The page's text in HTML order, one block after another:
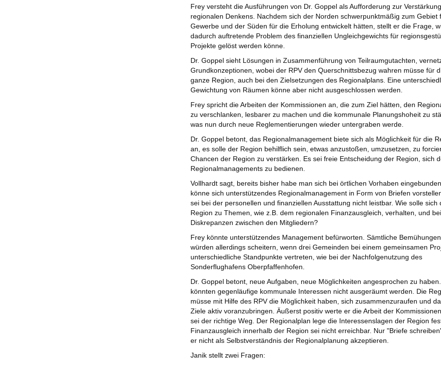
Frey versteht die Ausführungen von Dr. Goppel als Aufforderung zur
regionalen Denkens. Nachdem sich der Norden schwerpunktmäßig zum Gebiet
Gewerbe und der Süden für die Erholung entwickelt hätten, stellt er die Frage,
dadurch auftretende Problem des finanziellen Ungleichgewichts für
Projekte gelöst werden könne.
Dr. Goppel sieht Lösungen in Zusammenführung von Teilraumgutachten,
Grundkonzeptionen, wobei der RPV den Querschnittsbezug wahren müsse für
ganze Region, auch bei den Zielsetzungen des Regionalplans. Eine
Gewichtung von Räumen könne aber nicht ausgeschlossen werden.
Frey spricht die Arbeiten der Kommissionen an, die zum Ziel hätten, den
zu verschlanken, lesbarer zu machen und die kommunale Planungshoheit zu
was nun durch neue Reglementierungen wieder untergraben werde.
Dr. Goppel betont, das Regionalmanagement biete sich als Möglichkeit für die
an, es solle der Region behilflich sein, etwas anzustoßen, umzusetzen, zu
Chancen der Region zu verstärken. Es sei freie Entscheidung der Region, sich
Regionalmanagements zu bedienen.
Vollhardt sagt, bereits bisher habe man sich bei örtlichen Vorhaben
könne sich unterstützendes Regionalmanagement in Form von Briefen
sei bei der personellen und finanziellen Ausstattung nicht leistbar. Wie solle sich
Region zu Themen, wie z.B. dem regionalen Finanzausgleich, verhalten, und bei
Diskrepanzen zwischen den Mitgliedern?
Frey könnte unterstützendes Management befürworten. Sämtliche Bemühungen
würden allerdings scheitern, wenn drei Gemeinden bei einem gemeinsamen
unterschiedliche Standpunkte vertreten, wie bei der Nachfolgenutzung des
Sonderflughafens Oberpfaffenhofen.
Dr. Goppel betont, neue Aufgaben, neue Möglichkeiten angesprochen zu
könnten gegenläufige kommunale Interessen nicht ausgeräumt werden. Die
müsse mit Hilfe des RPV die Möglichkeit haben, sich zusammenzuraufen und
Ziele aktiv voranzubringen. Äußerst positiv werte er die Arbeit der
sei der richtige Weg. Der Regionalplan lege die Interessenslagen der Region
Finanzausgleich innerhalb der Region sei nicht erreichbar. Nur "Briefe
er nicht als Selbstverständnis der Regionalplanung akzeptieren.
Janik stellt zwei Fragen: